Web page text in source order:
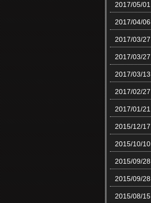
2017/05/01
2017/04/06
2017/03/27
2017/03/27
2017/03/13
2017/02/27
2017/01/21
2015/12/17
2015/10/10
2015/09/28
2015/09/28
2015/08/15